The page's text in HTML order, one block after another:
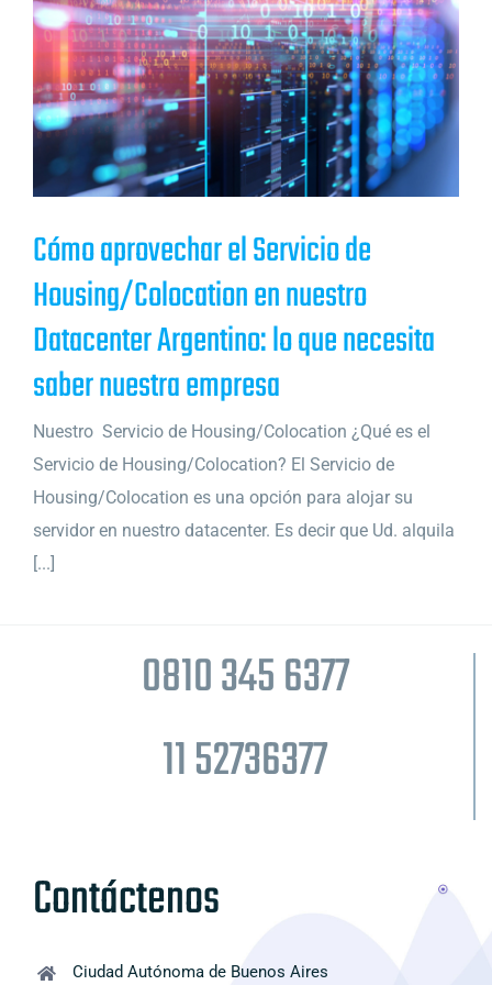
Cómo aprovechar el Servicio de
Housing/Colocation en nuestro
Datacenter Argentino: lo que necesita
saber nuestra empresa
Nuestro Servicio de Housing/Colocation ¿Qué es el
Servicio de Housing/Colocation? El Servicio de
Housing/Colocation es una opción para alojar su
servidor en nuestro datacenter. Es decir que Ud. alquila
[...]
0810 345 6377
11 52736377
Contáctenos
Ciudad Autónoma de Buenos Aires